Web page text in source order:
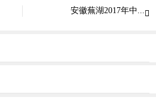

安徽蕪湖2017年中...